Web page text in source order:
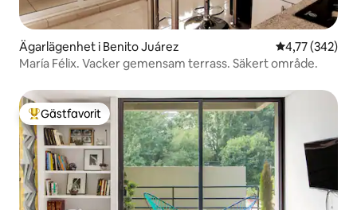
Ägarlägenhet i Benito Juárez 4,77 av 5 i
4,77 (342)
María Félix. Vacker gemensam terrass. Säkert område.
Populär gästfavorit
Gästfavorit